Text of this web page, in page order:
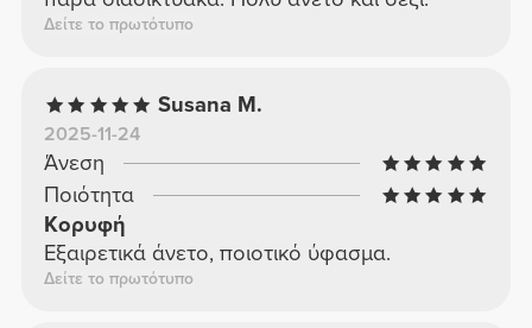
Δείτε το πρωτότυπο
Susana M.
2025-11-24
Άνεση
Ποιότητα
Κορυφή
Εξαιρετικά άνετο, ποιοτικό ύφασμα.
Δείτε το πρωτότυπο